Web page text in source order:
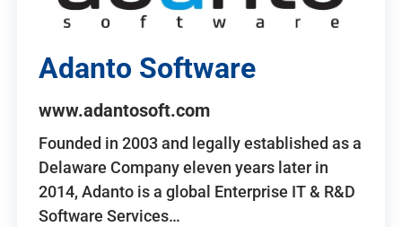
Adanto Software
www.adantosoft.com
Founded in 2003 and legally established as a
Delaware Company eleven years later in
2014, Adanto is a global Enterprise IT & R&D
Software Services…